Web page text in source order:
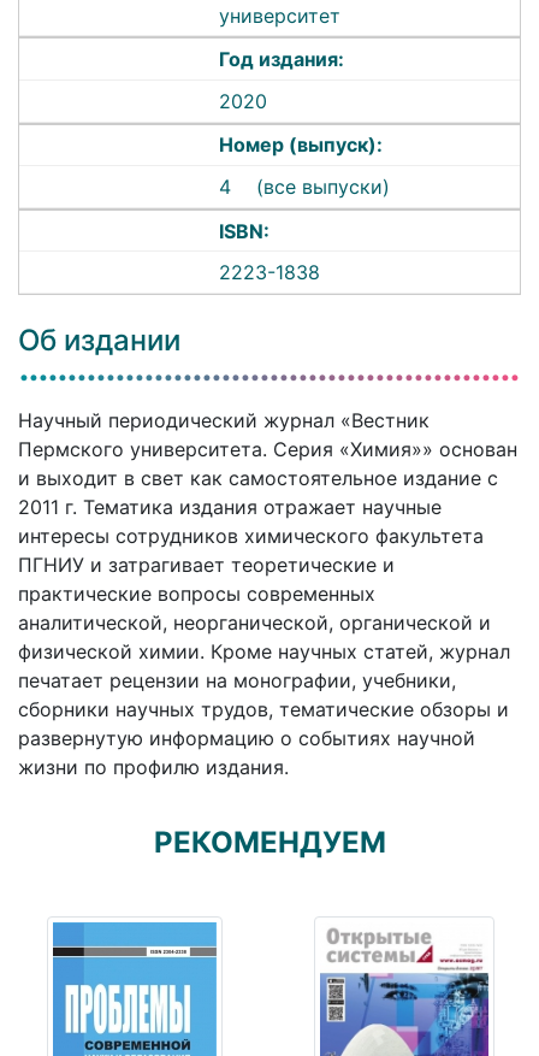
университет
Год издания:
2020
Номер (выпуск):
4
(все выпуски)
ISBN:
2223-1838
Об издании
Научный периодический журнал «Вестник
Пермского университета. Серия «Химия»» основан
и выходит в свет как самостоятельное издание с
2011 г. Тематика издания отражает научные
интересы сотрудников химического факультета
ПГНИУ и затрагивает теоретические и
практические вопросы современных
аналитической, неорганической, органической и
физической химии. Кроме научных статей, журнал
печатает рецензии на монографии, учебники,
сборники научных трудов, тематические обзоры и
развернутую информацию о событиях научной
жизни по профилю издания.
РЕКОМЕНДУЕМ